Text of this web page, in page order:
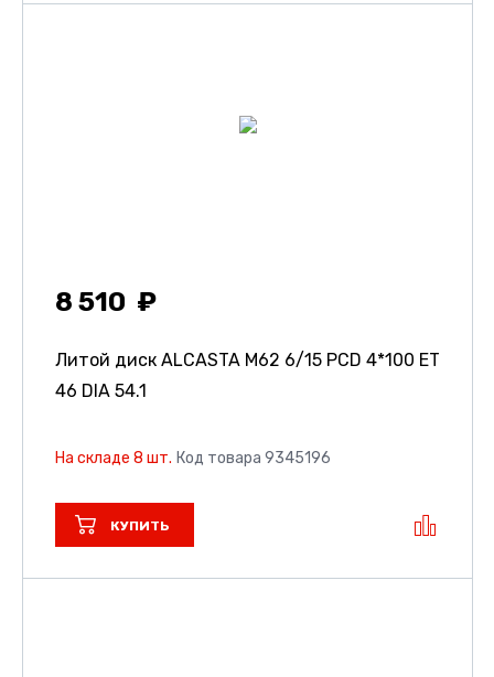
8 510
Литой диск ALCASTA M62 6/15 PCD 4*100 ET
46 DIA 54.1
На складе 8 шт. Код товара 9345196
КУПИТЬ